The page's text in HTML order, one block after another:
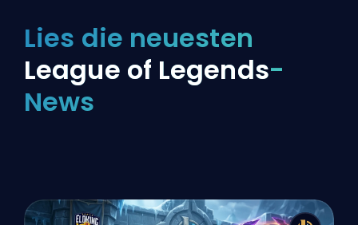
Lies die neuesten
League of Legends-
News